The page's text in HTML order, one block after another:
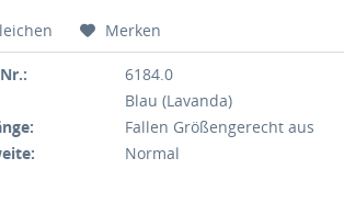
Merken
6184.0
Blau (Lavanda)
Fallen Größengerecht aus
Normal